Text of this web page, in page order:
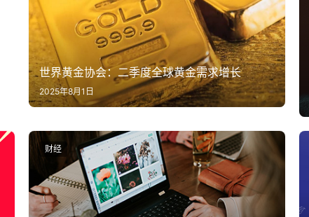
世界黄金协会：二季度全球黄金需求增长
2025年8月1日
财经